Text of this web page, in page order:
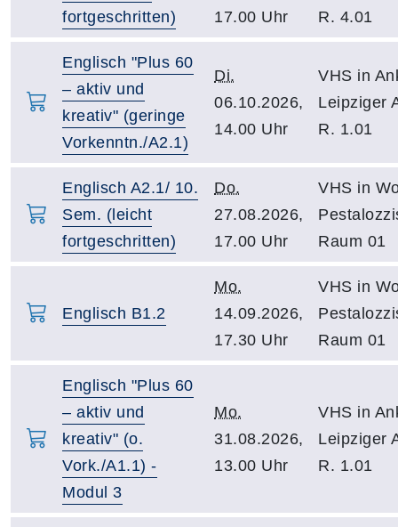
fortgeschritten)
17.00 Uhr
R. 4.01
Englisch "Plus 60
– aktiv und
kreativ" (geringe
Vorkenntn./A2.1)
Di.
06.10.2026,
14.00 Uhr
VHS in
Leipziger
R. 1.01
Englisch A2.1/ 10.
Sem. (leicht
fortgeschritten)
Do.
27.08.2026,
17.00 Uhr
VHS in
Raum 01
Englisch B1.2
Mo.
14.09.2026,
17.30 Uhr
VHS in
Raum 01
Englisch "Plus 60
– aktiv und
kreativ" (o.
Vork./A1.1) -
Modul 3
Mo.
31.08.2026,
13.00 Uhr
VHS in
Leipziger
R. 1.01